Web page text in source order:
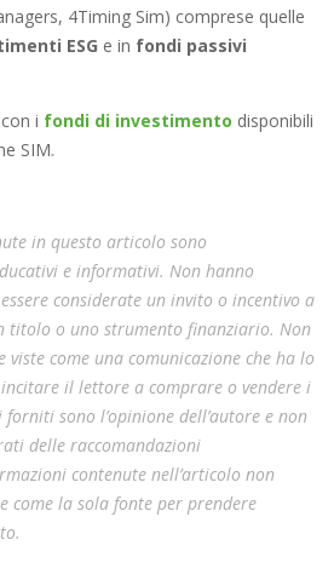
4Timing Sim) comprese quelle
ESG e in fondi passivi
i fondi di investimento disponibili
SIM.
in questo articolo sono
e informativi. Non hanno
considerate un invito o incentivo a
titolo o uno strumento finanziario. Non
viste come una comunicazione che ha lo
il lettore a comprare o vendere i
sono l’opinione dell’autore e non
delle raccomandazioni
contenute nell’articolo non
come la sola fonte per prendere